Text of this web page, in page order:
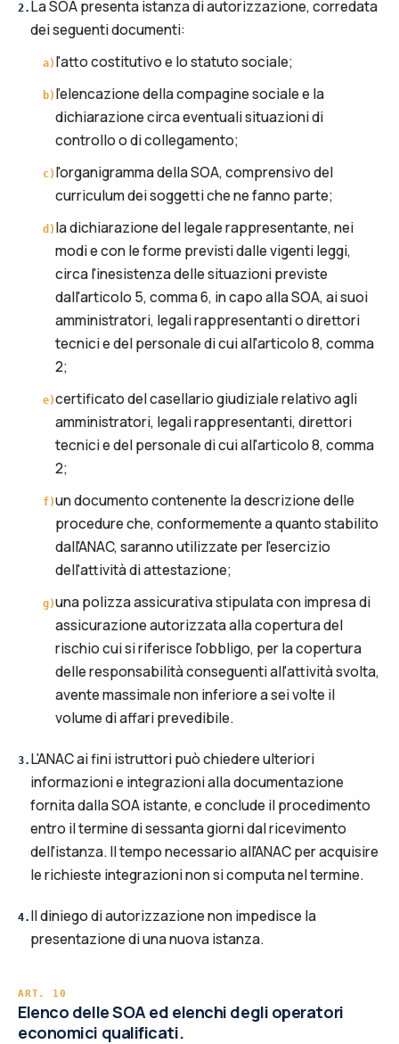
2. La SOA presenta istanza di autorizzazione, corredata
dei seguenti documenti:
a) l'atto costitutivo e lo statuto sociale;
b) l'elencazione della compagine sociale e la
dichiarazione circa eventuali situazioni di
controllo o di collegamento;
c) l'organigramma della SOA, comprensivo del
curriculum dei soggetti che ne fanno parte;
d ) la dichiarazione del legale rappresentante, nei
modi e con le forme previsti dalle vigenti leggi,
circa l'inesistenza delle situazioni previste
dall'articolo 5, comma 6, in capo alla SOA, ai suoi
amministratori, legali rappresentanti o direttori
tecnici e del personale di cui all'articolo 8, comma
2;
e)certificato del casellario giudiziale relativo agli
amministratori, legali rappresentanti, direttori
tecnici e del personale di cui all'articolo 8, comma
2;
f)un documento contenente la descrizione delle
procedure che, conformemente a quanto stabilito
dall'ANAC, saranno utilizzate per l'esercizio
dell'attività di attestazione;
g)una polizza assicurativa stipulata con impresa di
assicurazione autorizzata alla copertura del
rischio cui si riferisce l'obbligo, per la copertura
delle responsabilità conseguenti all'attività svolta,
avente massimale non inferiore a sei volte il
volume di affari prevedibile.
3. L'ANAC ai fini istruttori può chiedere ulteriori
informazioni e integrazioni alla documentazione
fornita dalla SOA istante, e conclude il procedimento
entro il termine di sessanta giorni dal ricevimento
dell'istanza. Il tempo necessario all'ANAC per acquisire
le richieste integrazioni non si computa nel termine.
4. Il diniego di autorizzazione non impedisce la
presentazione di una nuova istanza.
ART. 10
Elenco delle SOA ed elenchi degli operatori
economici qualificati.